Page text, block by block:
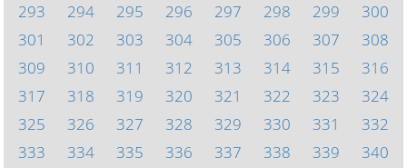
293
294 295 296 297 298 299
300
301
302 303 304 305 306 307
308
309
310 311 312 313 314 315
316
317
318 319 320 321 322 323
324
325
326 327 328 329 330 331
332
333
334 335 336 337 338 339
340